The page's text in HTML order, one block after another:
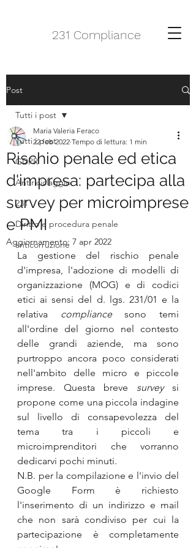
231 Compliance
Post
Tutti i post
GDPR
Antiriciclaggio
231
Diritto e procedura penale
anticorruzione
Tutti i post
Rischio penale ed etica
d'impresa: partecipa alla
survey per microimprese
e PMI
Maria Valeria Feraco
22 feb 2022 Tempo di lettura: 1 min
Aggiornamento: 7 apr 2022
La gestione del rischio penale
d'impresa, l'adozione di modelli di
organizzazione (MOG) e di codici
etici ai sensi del d. lgs. 231/01 e la
relativa compliance sono temi
all'ordine del giorno nel contesto
delle grandi aziende, ma sono
purtroppo ancora poco considerati
nell'ambito delle micro e piccole
imprese. Questa breve survey si
propone come una piccola indagine
sul livello di consapevolezza del
tema tra i piccoli e
microimprenditori che vorranno
dedicarvi pochi minuti.
N.B. per la compilazione e l'invio del
Google Form è richiesto
l'inserimento di un indirizzo e mail
che non sarà condiviso per cui la
partecipazione è completamente